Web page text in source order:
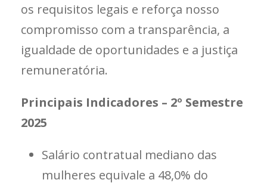
os requisitos legais e reforça nosso
compromisso com a transparência, a
igualdade de oportunidades e a justiça
remuneratória.
Principais Indicadores – 2º Semestre
2025
Salário contratual mediano das
mulheres equivale a 48,0% do